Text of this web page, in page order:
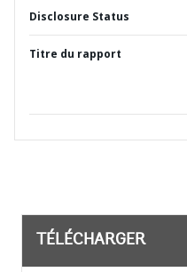
Disclosure Status
Titre du rapport
TÉLÉCHARGER